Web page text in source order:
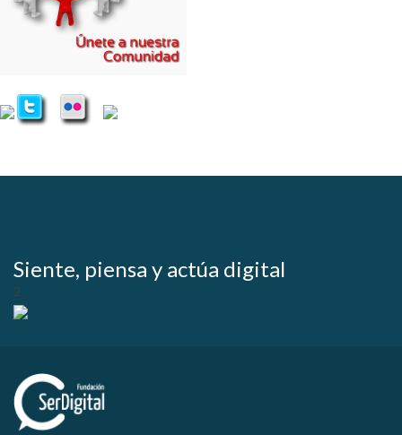
Siente, piensa y actúa digital
2